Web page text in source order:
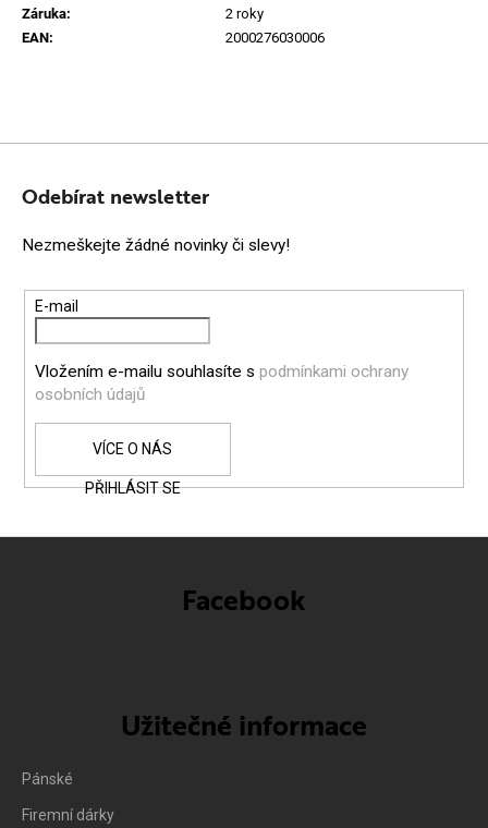
Záruka:
2 roky
EAN: 2000276030006
Z
Odebírat newsletter
Nezmeškejte žádné novinky či slevy!
E-mail
Vložením e-mailu souhlasíte s podmínkami ochrany
osobních údajů
PŘIHLÁSIT SE
Facebook
Užitečné informace
Pánské
Firemní dárky